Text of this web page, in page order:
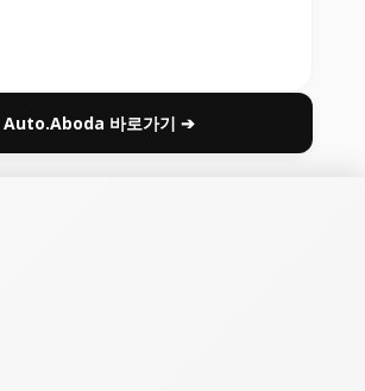
Auto.Aboda 바로가기 ➔